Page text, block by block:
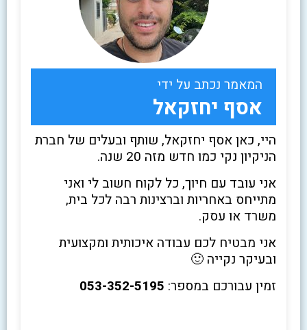
המאמר נכתב על ידי
אסף יחזקאל
היי, כאן אסף יחזקאל, שותף ובעלים של חברת
הניקיון נקי כמו חדש מזה 20 שנה.
אני עובד עם חיוך, כל לקוח חשוב לי ואני
מתייחס באחריות וברצינות רבה לכל בית,
משרד או עסק.
אני מבטיח לכם עבודה איכותית ומקצועית
ובעיקר נקייה 🙂
זמין עבורכם במספר: 053-352-5195